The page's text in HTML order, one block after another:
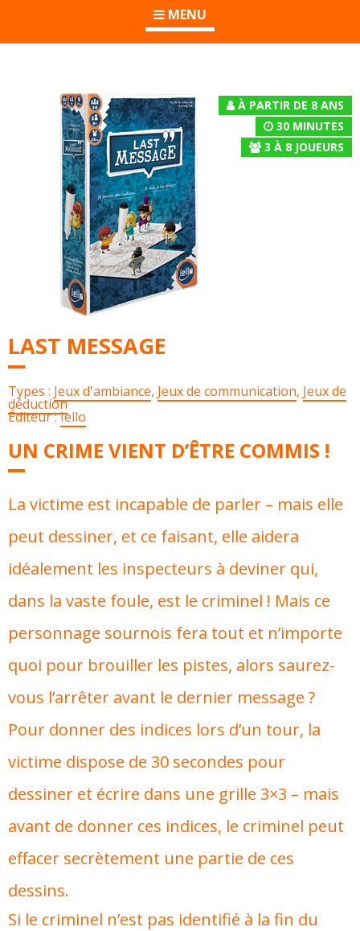
MENU
À PARTIR DE 8 ANS
30 MINUTES
3 À 8 JOUEURS
LAST MESSAGE
Types : Jeux d'ambiance, Jeux de communication, Jeux de
déduction
Éditeur :Iello
UN CRIME VIENT D’ÊTRE COMMIS !
La victime est incapable de parler – mais elle
peut dessiner, et ce faisant, elle aidera
idéalement les inspecteurs à deviner qui,
dans la vaste foule, est le criminel ! Mais ce
personnage sournois fera tout et n’importe
quoi pour brouiller les pistes, alors saurez-
vous l’arrêter avant le dernier message ?
Pour donner des indices lors d’un tour, la
victime dispose de 30 secondes pour
dessiner et écrire dans une grille 3×3 – mais
avant de donner ces indices, le criminel peut
effacer secrètement une partie de ces
dessins.
Si le criminel n’est pas identifié à la fin du